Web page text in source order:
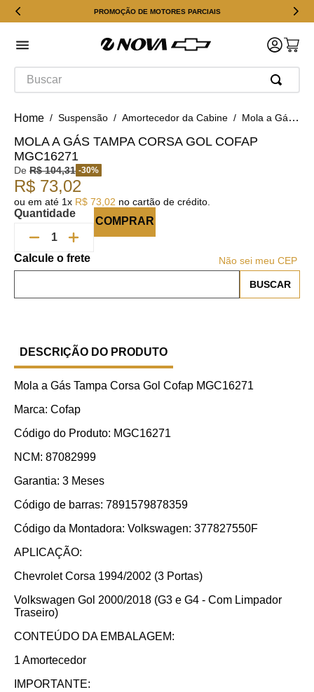
PROMOÇÃO DE MOTORES PARCIAIS
Buscar
Suspensão Amortecedor da Cabine Mola a Gás Tampa Corsa Gol Cofap MGC16271
MOLA A GÁS TAMPA CORSA GOL COFAP
MGC16271
De R$ 104,31 -30%
R$ 73,02
ou em até 1x R$ 73 02 no cartão de crédito.
Quantidade
COMPRAR
Não sei meu CEP
DESCRIÇÃO DO PRODUTO
Mola a Gás Tampa Corsa Gol Cofap MGC16271
Marca: Cofap
Código do Produto: MGC16271
NCM: 87082999
Garantia: 3 Meses
Código de barras: 7891579878359
Código da Montadora: Volkswagen: 377827550F
APLICAÇÃO:
Chevrolet Corsa 1994/2002 (3 Portas)
Volkswagen Gol 2000/2018 (G3 e G4 - Com Limpador
Traseiro)
CONTEÚDO DA EMBALAGEM:
1 Amortecedor
IMPORTANTE: